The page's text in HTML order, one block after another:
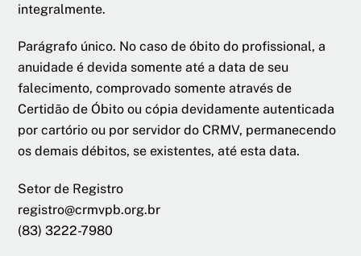
integralmente.
Parágrafo único. No caso de óbito do profissional, a
anuidade é devida somente até a data de seu
falecimento, comprovado somente através de
Certidão de Óbito ou cópia devidamente autenticada
por cartório ou por servidor do CRMV, permanecendo
os demais débitos, se existentes, até esta data.
Setor de Registro
registro@crmvpb.org.br
(83) 3222-7980